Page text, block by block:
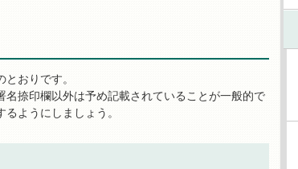
おりです。
捺印欄以外は予め記載されていることが一般的で
ようにしましょう。